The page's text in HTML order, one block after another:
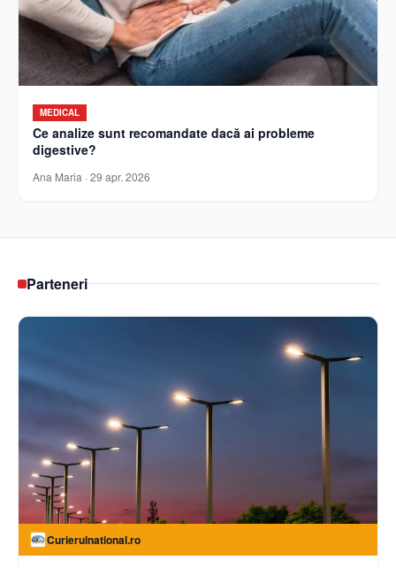
MEDICAL
Ce analize sunt recomandate dacă ai probleme
digestive?
Ana Maria · 29 apr. 2026
Parteneri
Curierulnational.ro